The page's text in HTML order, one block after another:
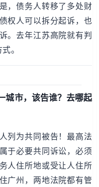
，债务人转移了多处财
权人可以拆分起诉，也
。去年江苏高院就有判
。
城市，该告谁？去哪起
列为共同被告！最高法
于必要共同诉讼，必须
人住所地或受让人住所
广州，两地法院都有管